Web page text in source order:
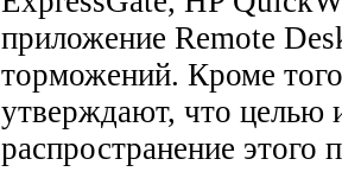
приложение Remote
торможений. Кроме
утверждают, что целью
распространение этого